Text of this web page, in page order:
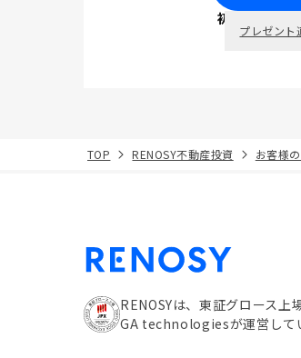
初回面談で
プレゼント
TOP RENOSY不動産投資 お客様
RENOSYは、東証グロース上
GA technologiesが運営して